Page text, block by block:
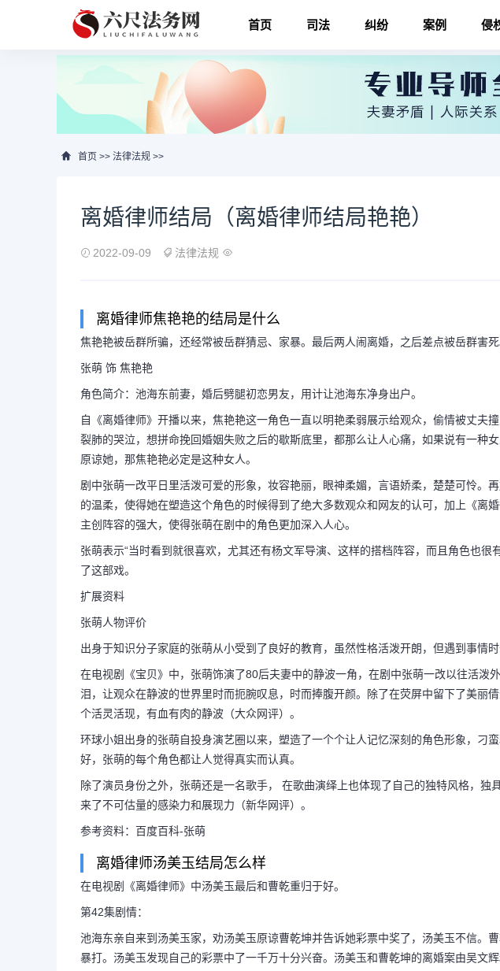
首页 司法 纠纷 案例 侵
首页 >> 法律法规 >>
离婚律师结局（离婚律师结局艳艳）
2022-09-09 法律法规
离婚律师焦艳艳的结局是什么
焦艳艳被岳群所骗，还经常被岳群猜忌、家暴。最后两人闹离婚，之后差点被岳群害死
张萌 饰 焦艳艳
角色简介：池海东前妻，婚后劈腿初恋男友，用计让池海东净身出户。
自《离婚律师》开播以来，焦艳艳这一角色一直以明艳柔弱展示给观众，偷情被丈夫
裂肺的哭泣，想拼命挽回婚姻失败之后的歇斯底里，都那么让人心痛，如果说有一种
原谅她，那焦艳艳必定是这种女人。
剧中张萌一改平日里活泼可爱的形象，妆容艳丽，眼神柔媚，言语娇柔，楚楚可怜。
的温柔，使得她在塑造这个角色的时候得到了绝大多数观众和网友的认可，加上《离
主创阵容的强大，使得张萌在剧中的角色更加深入人心。
张萌表示“当时看到就很喜欢，尤其还有杨文军导演、这样的搭档阵容，而且角色也
了这部戏。
扩展资料
张萌人物评价
出身于知识分子家庭的张萌从小受到了良好的教育，虽然性格活泼开朗，但遇到事情
在电视剧《宝贝》中，张萌饰演了80后夫妻中的静波一角，在剧中张萌一改以往活泼
泪，让观众在静波的世界里时而扼腕叹息，时而捧腹开颜。除了在荧屏中留下了美丽
个活灵活现，有血有肉的静波（大众网评）。
环球小姐出身的张萌自投身演艺圈以来，塑造了一个个让人记忆深刻的角色形象，刁
好，张萌的每个角色都让人觉得真实而认真。
除了演员身份之外，张萌还是一名歌手， 在歌曲演绎上也体现了自己的独特风格，独
来了不可估量的感染力和展现力（新华网评）。
参考资料：百度百科-张萌
离婚律师汤美玉结局怎么样
在电视剧《离婚律师》中汤美玉最后和曹乾重归于好。
第42集剧情：
池海东亲自来到汤美玉家，劝汤美玉原谅曹乾坤并告诉她彩票中奖了，汤美玉不信。
暴打。汤美玉发现自己的彩票中了一千万十分兴奋。汤美玉和曹乾坤的离婚案由吴文辉
离婚律师结局（离婚律师结局艳艳
离婚律师焦艳艳的结局是什么 焦艳艳被岳群所
常被岳群猜忌、家暴。最后两人闹离婚，之后差点
死。张萌 饰 焦艳艳角色简介：池海东前妻，婚后劈
友，用...